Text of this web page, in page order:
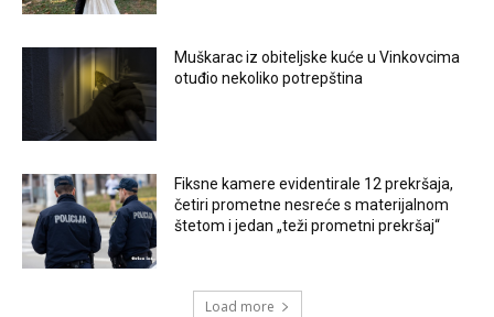
Muškarac iz obiteljske kuće u Vinkovcima
otuđio nekoliko potrepština
Fiksne kamere evidentirale 12 prekršaja,
četiri prometne nesreće s materijalnom
štetom i jedan „teži prometni prekršaj“
Load more